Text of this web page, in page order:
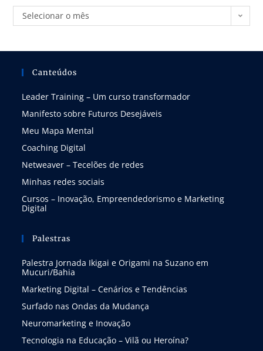
Selecionar o mês
Canteúdos
Leader Training – Um curso transformador
Manifesto sobre Futuros Desejáveis
Meu Mapa Mental
Coaching Digital
Netweaver – Tecelões de redes
Minhas redes sociais
Cursos – Inovação, Empreendedorismo e Marketing
Digital
Palestras
Palestra Jornada Ikigai e Origami na Suzano em
Mucuri/Bahia
Marketing Digital – Cenários e Tendências
Surfado nas Ondas da Mudança
Neuromarketing e Inovação
Tecnologia na Educação – Vilã ou Heroína?